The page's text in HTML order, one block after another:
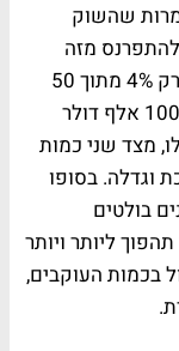
שהשוק
מזה
באופן מלא. לפי מחקר של גולדמן זאקס רק 4% מתוך 50
מיליון המשפיענים בעולם מרוויחים מעל 100 אלף דולר
מצד שני כמות
וגדלה. בסופו
בולטים
ליותר ויותר
בכמות העוקבים,